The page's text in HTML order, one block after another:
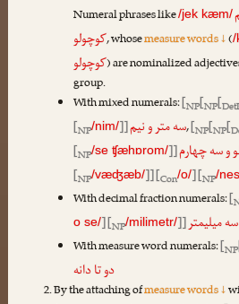
Numeral phrases like/jek kæm/
کوچولو, whosemeasure words ↓(/
کوچولو) are nominalized
group.
With mixed numerals:[NP[NP[
[NP/nim/]]سه متر و نیم,[NP[NP[
[NP/se ʧæhɒrom/]]و سه چهارم
[NP/væʤæb/]] [Con/o/] [NP/
With decimal fraction numerals:[
o se/] [NP/milimetr/]]میلیمتر
With measure word numerals:[NP
دو تا دانه
By the attaching ofmeasure words ↓